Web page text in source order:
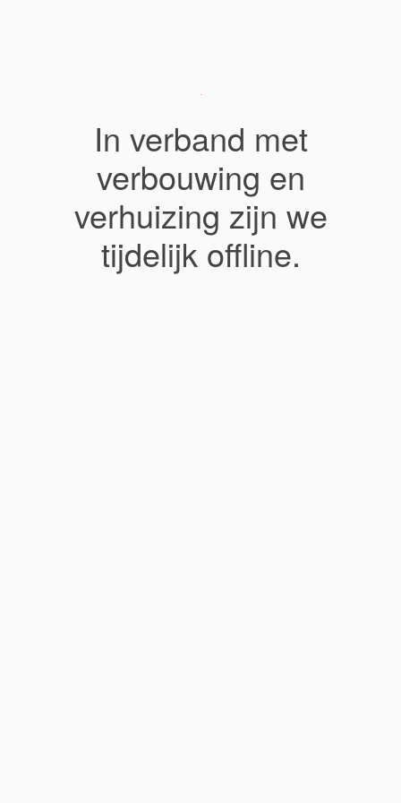
In verband met
verbouwing en
verhuizing zijn we
tijdelijk offline.